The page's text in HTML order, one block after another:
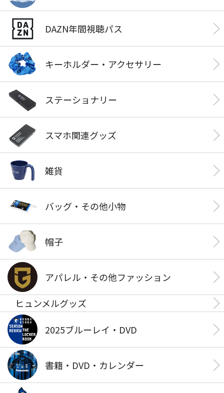
DAZN年間視聴パス
キーホルダー・アクセサリー
ステーショナリー
スマホ関連グッズ
雑貨
バッグ・その他小物
帽子
アパレル・その他ファッション
ヒュンメルグッズ
2025ブルーレイ・DVD
書籍・DVD・カレンダー